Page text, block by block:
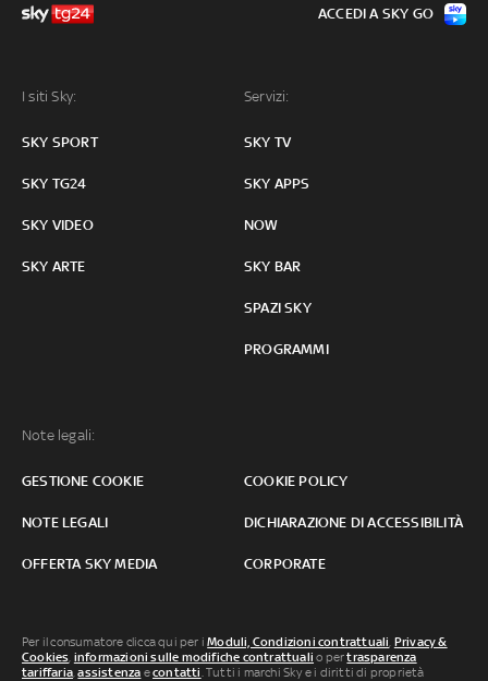
I siti Sky:
SKY SPORT
SKY TG24
SKY VIDEO
SKY ARTE
Servizi:
SKY TV
SKY APPS
NOW
SKY BAR
SPAZI SKY
PROGRAMMI
Note legali:
GESTIONE COOKIE COOKIE POLICY
NOTE LEGALI DICHIARAZIONE DI ACCESSIBILITÀ
OFFERTA SKY MEDIA CORPORATE
ACCEDI A SKY GO
Per il consumatore clicca qui per iModuli, Condizioni contrattuali, Privacy &
Cookies, informazioni sulle modifiche contrattuali o pertrasparenza
tariffaria,assistenza econtatti. Tutti i marchi Sky e i diritti di proprietà